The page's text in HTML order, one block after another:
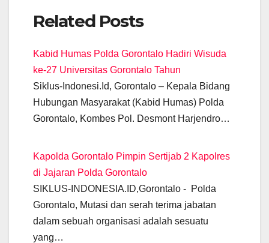
c
e
b
o
o
k
at
s
A
p
p
e
gr
a
m
ail
er e
n
g
er
e
n
y
n
k
Related Posts
Kabid Humas Polda Gorontalo Hadiri Wisuda
ke-27 Universitas Gorontalo Tahun
Siklus-Indonesi.Id, Gorontalo – Kepala Bidang
Hubungan Masyarakat (Kabid Humas) Polda
Gorontalo, Kombes Pol. Desmont Harjendro…
Kapolda Gorontalo Pimpin Sertijab 2 Kapolres
di Jajaran Polda Gorontalo
SIKLUS-INDONESIA.ID,Gorontalo - Polda
Gorontalo, Mutasi dan serah terima jabatan
dalam sebuah organisasi adalah sesuatu
yang…